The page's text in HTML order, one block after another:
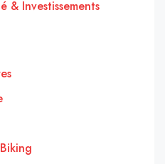
& Investissements